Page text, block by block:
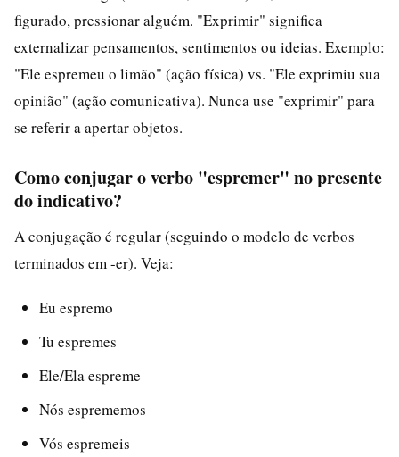
figurado, pressionar alguém. "Exprimir" significa
externalizar pensamentos, sentimentos ou ideias. Exemplo:
"Ele espremeu o limão" (ação física) vs. "Ele exprimiu sua
opinião" (ação comunicativa). Nunca use "exprimir" para
se referir a apertar objetos.
Como conjugar o verbo "espremer" no presente
do indicativo?
A conjugação é regular (seguindo o modelo de verbos
terminados em -er). Veja:
Eu espremo
Tu espremes
Ele/Ela espreme
Nós esprememos
Vós espremeis